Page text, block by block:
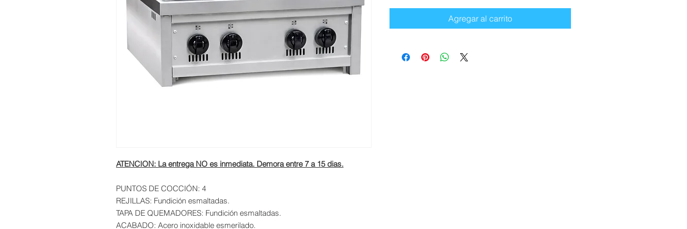
ATENCION: La entrega NO es inmediata. Demora entre 7 a 15 dias.
PUNTOS DE COCCIÓN: 4
REJILLAS: Fundición esmaltadas.
TAPA DE QUEMADORES: Fundición esmaltadas.
ACABADO: Acero inoxidable esmerilado.
Agregar al carrito